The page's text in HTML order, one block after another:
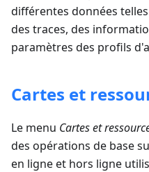
différentes données
des traces, des
paramètres des profils
Cartes et
Le menu Cartes et
des opérations de base
en ligne et hors ligne